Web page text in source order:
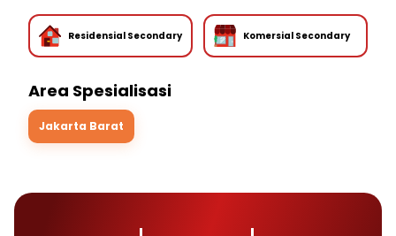
Residensial Secondary Komersial Secondary
Area Spesialisasi
Jakarta Barat